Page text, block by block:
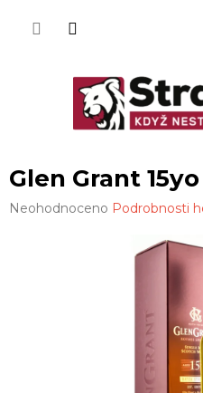
Glen Grant 15yo
Průměrné
Neohodnoceno Podrobnosti